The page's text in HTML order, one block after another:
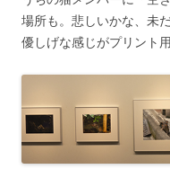
場所も。悲しいかな、未
優しげな感じがプリント